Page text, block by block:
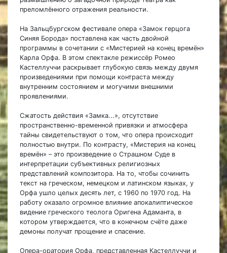
преломлённого отражения реальности.
На Зальцбургском фестивале опера «Замок герцога
Синяя Борода» поставлена как часть двойной
программы в сочетании с «Мистерией на конец времён»
Карла Орфа. В этом спектакле режиссёр Ромео
Кастеллуччи раскрывает глубокую связь между двумя
произведениями при помощи контраста между
внутренним состоянием и могучими внешними
проявлениями.
Сжатость действия «Замка...», отсутствие
пространственно-временной привязки и атмосфера
тайны свидетельствуют о том, что опера происходит
полностью внутри. По контрасту, «Мистерия на конец
времён» – это произведение о Страшном Суде в
интерпретации субъективных религиозных
представлений композитора. На то, чтобы сочинить
текст на греческом, немецком и латинском языках, у
Орфа ушло целых десять лет, с 1960 по 1970 год. На
работу оказало огромное влияние апокалиптическое
видение греческого теолога Оригена Адаманта, в
котором утверждается, что в конечном счёте даже
демоны получат прощение и спасение.
Опера-оратория Орфа, представленная Кастеллуччи и